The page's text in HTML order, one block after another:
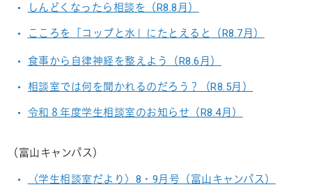
しんどくなったら相談を（R8.8月）
こころを「コップと水」にたとえると（R8.7月）
食事から自律神経を整えよう（R8.6月）
相談室では何を聞かれるのだろう？（R8.5月）
令和８年度学生相談室のお知らせ（R8.4月）
（富山キャンパス）
〈学生相談室だより〉8・9月号（富山キャンパス）